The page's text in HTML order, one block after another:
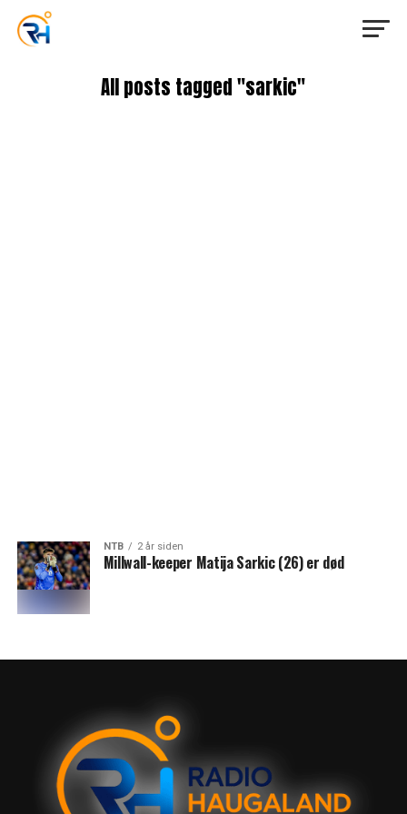
All posts tagged "sarkic"
NTB 2 år siden
Millwall-keeper Matija Sarkic (26) er død